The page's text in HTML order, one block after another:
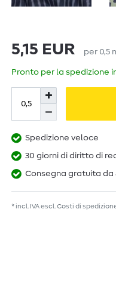
5,15 EUR per 0,5
Pronto per la spedizione
Spedizione veloce
30 giorni di diritto di
Consegna gratuita da
* incl. IVA escl.Costi di